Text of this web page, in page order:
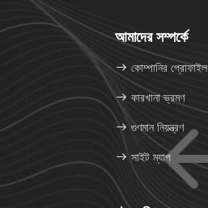
আমাদের সম্পর্কে
কোম্পানির প্রোফাইল
কারখানা ভ্রমণ
গুণমান নিয়ন্ত্রণ
সাইট ম্যাপ